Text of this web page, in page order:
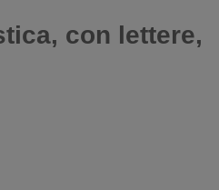
con lettere,